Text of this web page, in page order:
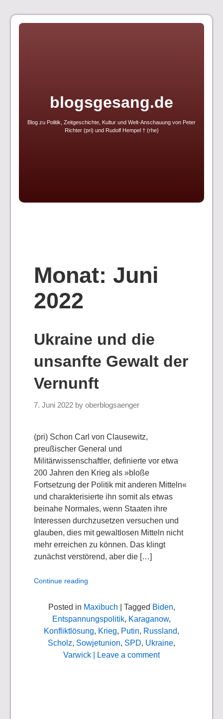
Skip
blogsgesang.de
Blog zu Politik, Zeitgeschichte, Kultur und Welt-Anschauung von Peter
Richter (pri) und Rudolf Hempel † (rhe)
Monat:Juni
2022
Ukraine und die
unsanfte Gewalt der
Vernunft
7. Juni 2022 byoberblogsaenger
(pri) Schon Carl von Clausewitz,
preußischer General und
Militärwissenschaftler, definierte vor etwa
200 Jahren den Krieg als »bloße
Fortsetzung der Politik mit anderen Mitteln«
und charakterisierte ihn somit als etwas
beinahe Normales, wenn Staaten ihre
Interessen durchzusetzen versuchen und
glauben, dies mit gewaltlosen Mitteln nicht
mehr erreichen zu können. Das klingt
zunächst verstörend, aber die […]
Continue reading
Posted in Maxibuch | Tagged Biden,
Entspannungspolitik, Karaganow,
Konfliktlösung, Krieg, Putin, Russland,
Scholz, Sowjetunion, SPD, Ukraine,
Varwick | Leave a comment